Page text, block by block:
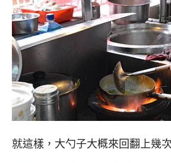
就這樣，大勺子大概來回翻上幾次